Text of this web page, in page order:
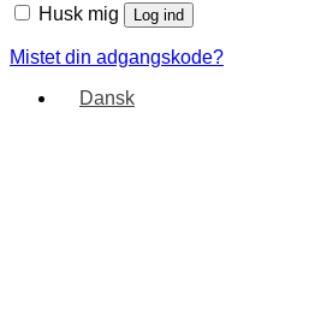
Husk mig Log ind
Mistet din adgangskode?
Dansk